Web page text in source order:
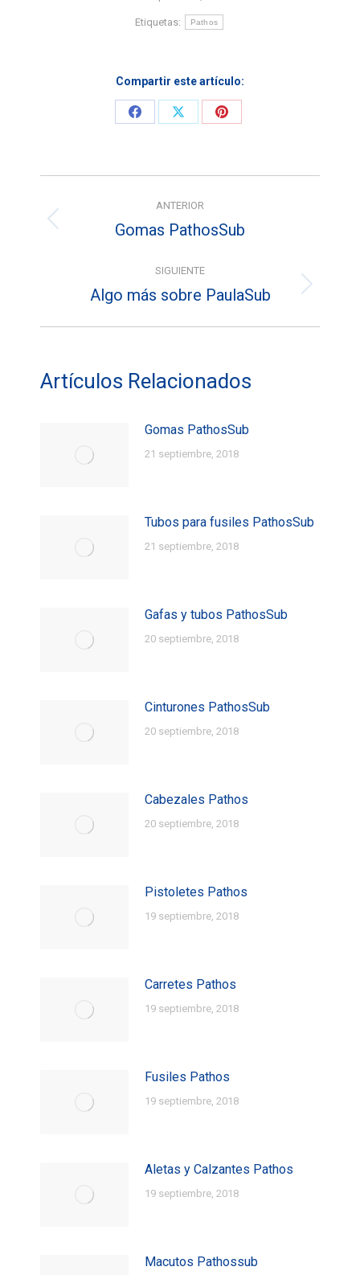
Etiquetas: Pathos
Compartir este artículo:
Share
Share
Share
entre
ANTERIOR
Entrada
Gomas PathosSub
SIGUIENTE
Entrada
Algo más sobre PaulaSub
Artículos Relacionados
Gomas PathosSub
21 septiembre, 2018
Tubos para fusiles PathosSub
21 septiembre, 2018
Gafas y tubos PathosSub
20 septiembre, 2018
Cinturones PathosSub
20 septiembre, 2018
Cabezales Pathos
20 septiembre, 2018
Pistoletes Pathos
19 septiembre, 2018
Carretes Pathos
19 septiembre, 2018
Fusiles Pathos
19 septiembre, 2018
Aletas y Calzantes Pathos
19 septiembre, 2018
Macutos Pathossub